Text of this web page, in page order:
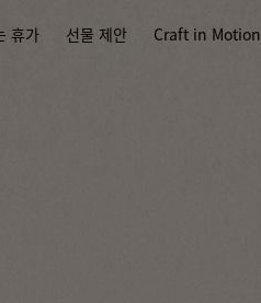
휴가 선물 제안 Craft in Motion